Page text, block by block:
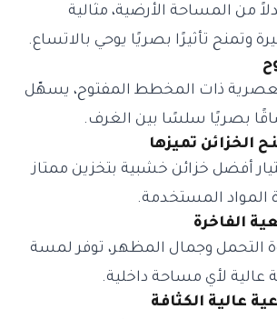
من المساحة الأرضية، مثالية
وتمنح تأثيرًا بصريًا يوحي بالاتساع.
ذات المخطط المفتوح، يسهّل
بصريًا سلسًا بين الغرف.
الخزائن تميزها
أفضل خزائن خشبية بتخزين ممتاز
المواد المستخدمة.
الفاخرة
التحمل وجمال المظهر، توفر لمسة
لأي مساحة داخلية.
عالية الكثافة